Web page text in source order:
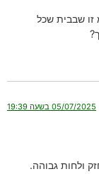
זו שבבית שכל
05/07/2025 בשעה 19:39